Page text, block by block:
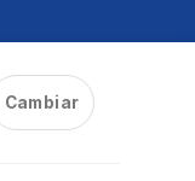
Cambiar